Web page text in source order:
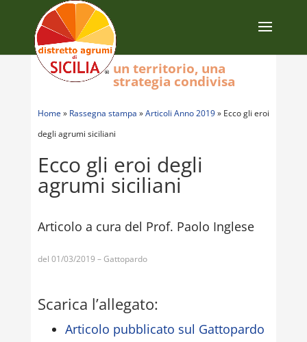
Home » Rassegna stampa »Articoli Anno 2019» Ecco gli eroi
degli agrumi siciliani
Ecco gli eroi degli
agrumi siciliani
Articolo a cura del Prof. Paolo Inglese
del 01/03/2019 – Gattopardo
Scarica l’allegato:
Articolo pubblicato sul Gattopardo
un territorio, una
strategia condivisa